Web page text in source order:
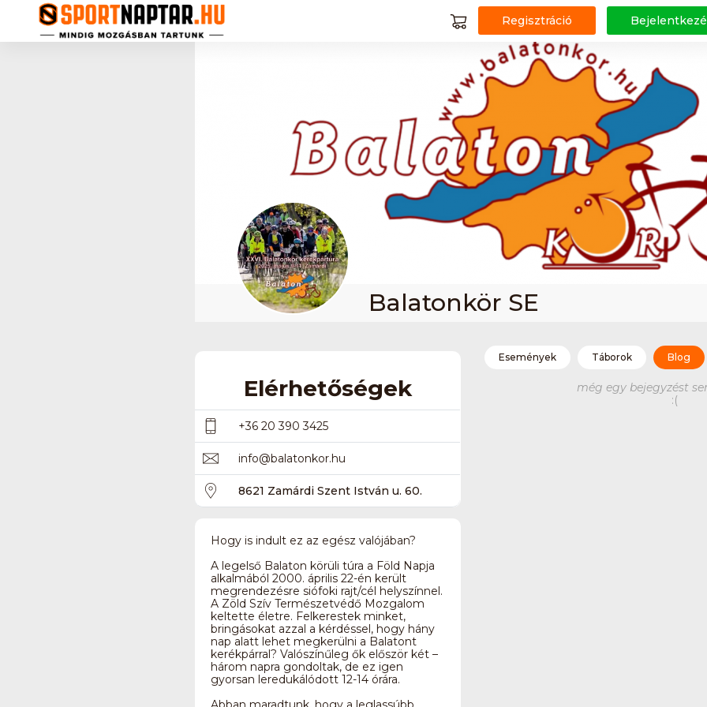
Regisztráció
Balatonkör SE
Elérhetőségek
+36 20 390 3425
info@balatonkor.hu
8621 Zamárdi Szent István u. 60.
Hogy is indult ez az egész valójában?
A legelső Balaton körüli túra a Föld Napja
alkalmából 2000. április 22-én került
megrendezésre siófoki rajt/cél helyszínnel.
A Zöld Szív Természetvédő Mozgalom
keltette életre. Felkerestek minket,
bringásokat azzal a kérdéssel, hogy hány
nap alatt lehet megkerülni a Balatont
kerékpárral? Valószínűleg ők először két –
három napra gondoltak, de ez igen
gyorsan leredukálódott 12-14 órára.
Események Táborok Blog
még egy bejegyzést
:(